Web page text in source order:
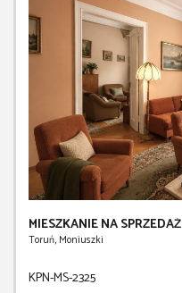
MIESZKANIE NA SPRZEDAŻ
Toruń, Moniuszki
KPN-MS-2325